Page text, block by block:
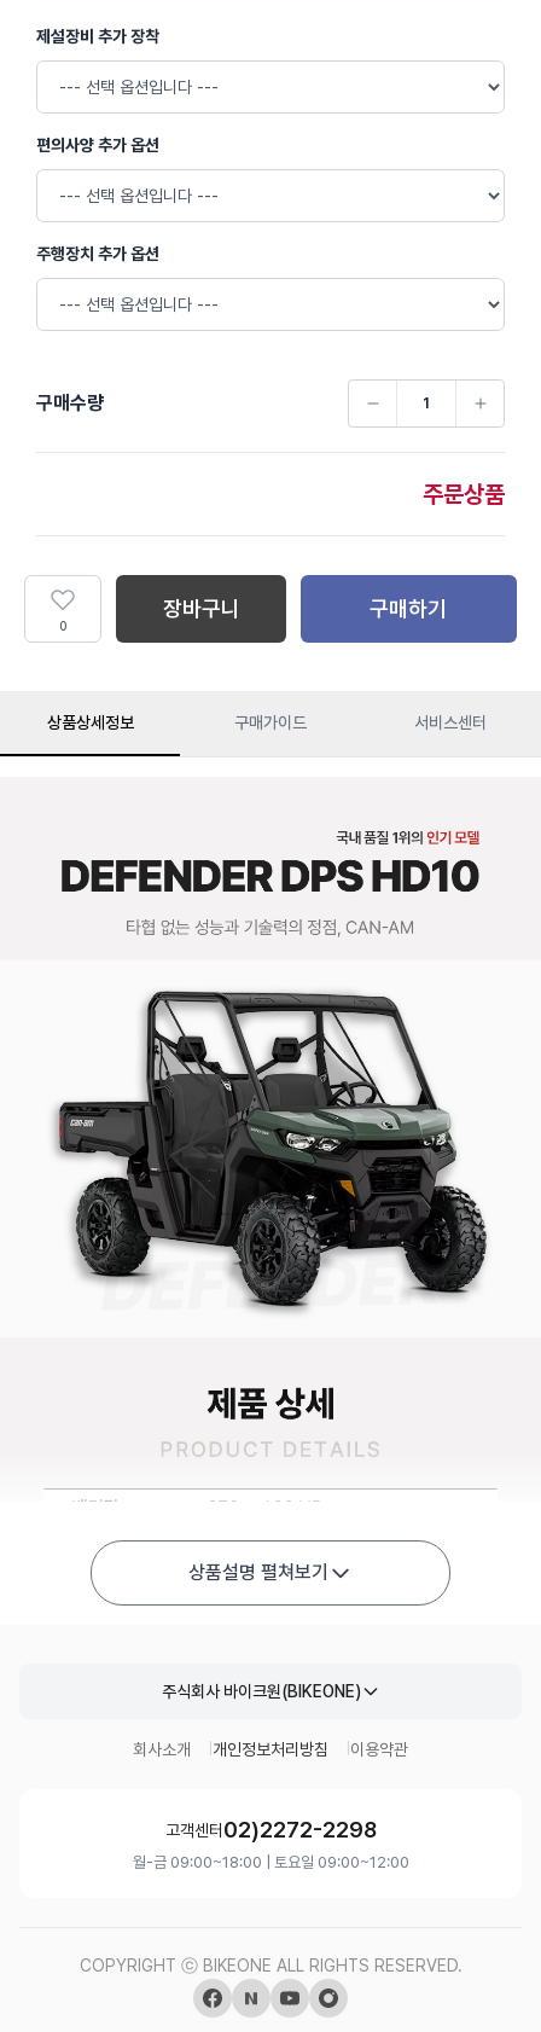
제설장비 추가 장착
편의사양 추가 옵션
주행장치 추가 옵션
구매수량
주문상품
0
장바구니 구매하기
상품상세정보 구매가이드 서비스센터
상품설명 펼쳐보기
주식회사 바이크원(BIKEONE)
회사소개 개인정보처리방침 이용약관
고객센터 02)2272-2298
월-금 09:00~18:00 | 토요일 09:00~12:00
COPYRIGHT ⓒ BIKEONE ALL RIGHTS RESERVED.